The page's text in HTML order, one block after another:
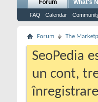
Forum
FAQ Calendar
What's
Forum The
SeoPedia
un cont,